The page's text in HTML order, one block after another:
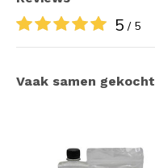
5 / 5
Vaak samen gekocht